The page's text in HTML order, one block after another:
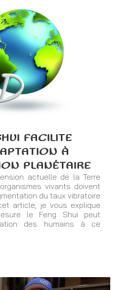
FACILITE
À
PLANÉTAIRE
actuelle de la Terre
vivants doivent
du taux vibratoire
article, je vous explique
le Feng Shui peut
des humains à ce